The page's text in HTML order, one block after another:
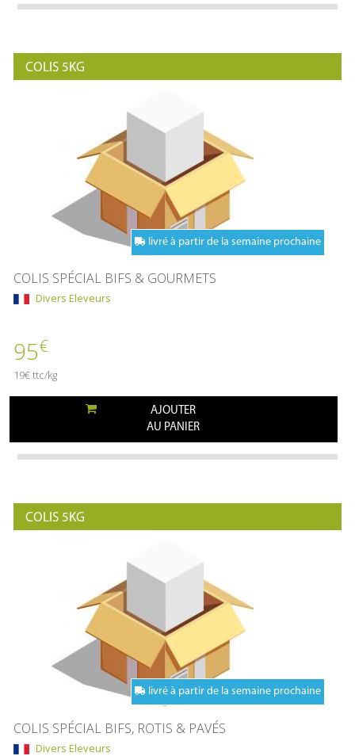
COLIS 5KG
livré à partir de la semaine prochaine
COLIS SPÉCIAL BIFS & GOURMETS
Divers Eleveurs
95€
19€ ttc/kg
AJOUTER
AU PANIER
COLIS 5KG
livré à partir de la semaine prochaine
COLIS SPÉCIAL BIFS, ROTIS & PAVÉS
Divers Eleveurs